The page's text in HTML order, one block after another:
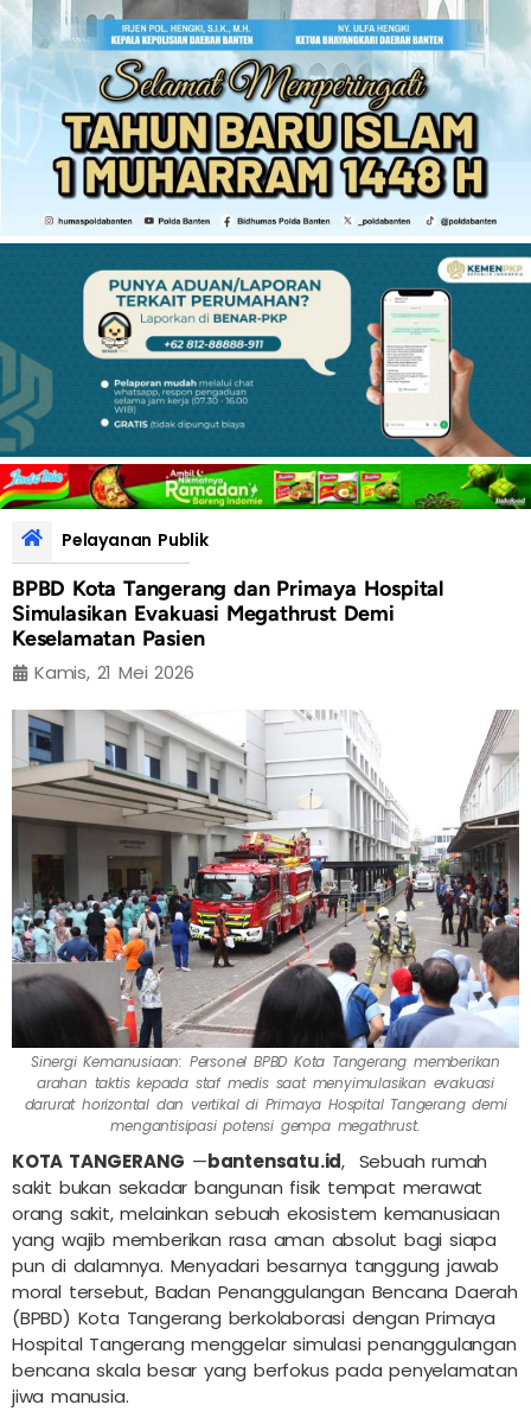
Pelayanan Publik
BPBD Kota Tangerang dan Primaya Hospital
Simulasikan Evakuasi Megathrust Demi
Keselamatan Pasien
Kamis, 21 Mei 2026
Sinergi Kemanusiaan: Personel BPBD Kota Tangerang memberikan
arahan taktis kepada staf medis saat menyimulasikan evakuasi
darurat horizontal dan vertikal di Primaya Hospital Tangerang demi
mengantisipasi potensi gempa megathrust.
KOTA TANGERANG —bantensatu.id, Sebuah rumah
sakit bukan sekadar bangunan fisik tempat merawat
orang sakit, melainkan sebuah ekosistem kemanusiaan
yang wajib memberikan rasa aman absolut bagi siapa
pun di dalamnya. Menyadari besarnya tanggung jawab
moral tersebut, Badan Penanggulangan Bencana Daerah
(BPBD) Kota Tangerang berkolaborasi dengan Primaya
Hospital Tangerang menggelar simulasi penanggulangan
bencana skala besar yang berfokus pada penyelamatan
jiwa manusia.